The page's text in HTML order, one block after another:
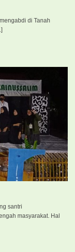
di Tanah
santri
masyarakat. Hal